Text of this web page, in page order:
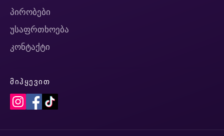
პირობები
უსაფრთხოება
კონტაქტი
ᲛᲘᲰᲧᲔᲕᲘᲗ